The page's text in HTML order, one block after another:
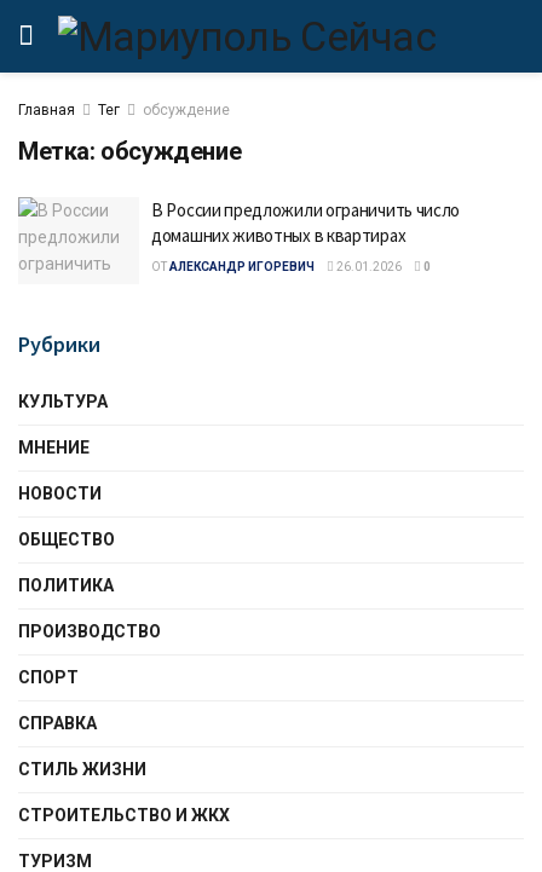
Главная Тег обсуждение
Метка: обсуждение
В России предложили ограничить число
домашних животных в квартирах
ОТАЛЕКСАНДР ИГОРЕВИЧ 26.01.2026 0
Рубрики
КУЛЬТУРА
МНЕНИЕ
НОВОСТИ
ОБЩЕСТВО
ПОЛИТИКА
ПРОИЗВОДСТВО
СПОРТ
СПРАВКА
СТИЛЬ ЖИЗНИ
СТРОИТЕЛЬСТВО И ЖКХ
ТУРИЗМ